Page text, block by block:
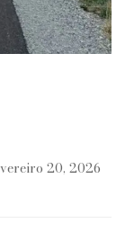
20, 2026